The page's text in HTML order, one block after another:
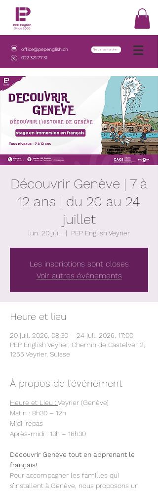
office@pepenglish.ch
022 321 77 31
Nous contacter
Découvrir Genève | 7 à
12 ans | du 20 au 24
juillet
lun. 20 juil.
  |
PEP English Veyrier
Les inscriptions sont closes
Voir autres événements
Heure et lieu
20 juil. 2026, 08:30 – 24 juil. 2026, 17:00
PEP English Veyrier, Chemin de Castelver 2,
1255 Veyrier, Suisse
À propos de l'événement
Heure et Lieu : Veyrier (Genève)
Matin : 8h30 – 12h
Midi: repas
Après-midi : 13h – 16h30
Découvrir Genève tout en apprenant le
français!
Pour accompagner les familles qui
s’installent à Genève, nous proposons un